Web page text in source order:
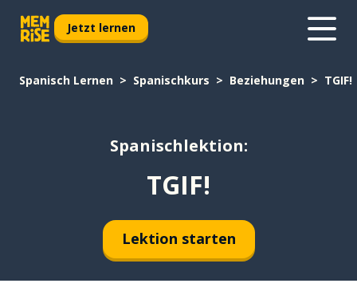
Jetzt lernen
Spanisch Lernen Spanischkurs Beziehungen TGIF!
Spanischlektion:
TGIF!
Lektion starten